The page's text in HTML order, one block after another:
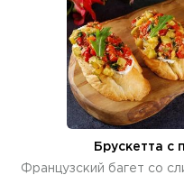
Брускетта
Французский багет со